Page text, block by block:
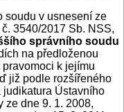
soudu v usnesení ze
3540/2017 Sb. NSS,
správního soudu
na předloženou
k jejímu
již podle rozšířeného
Ústavního
ze dne 9. 1. 2008,